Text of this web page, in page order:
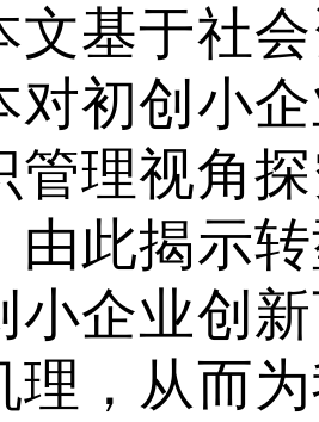
文基于社
对初创小
管理视角
由此揭示
小企业创
理，从而